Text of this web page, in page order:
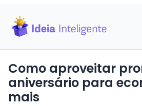
Como aproveitar
aniversário para
mais